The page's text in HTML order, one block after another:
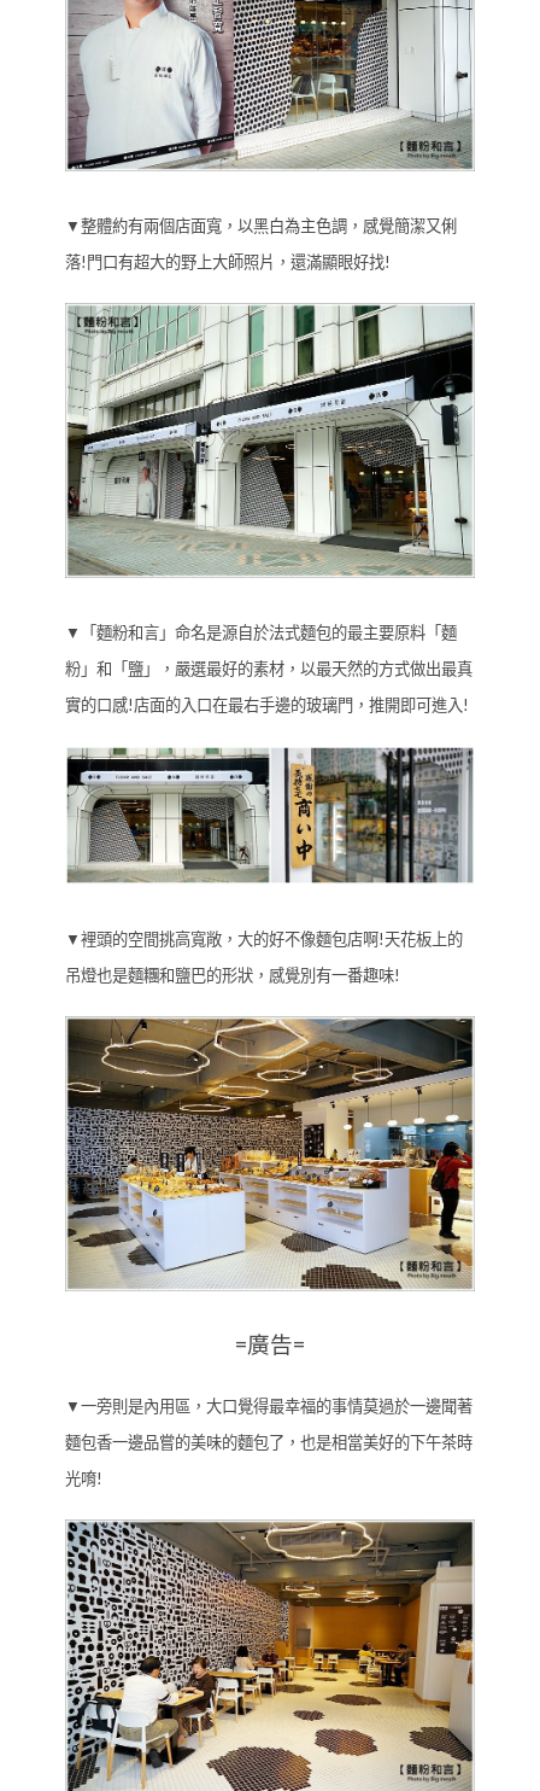
▼整體約有兩個店面寬，以黑白為主色調，感覺簡潔又俐
落!門口有超大的野上大師照片，還滿顯眼好找!
▼「麵粉和言」命名是源自於法式麵包的最主要原料「麵
粉」和「鹽」，嚴選最好的素材，以最天然的方式做出最真
實的口感!店面的入口在最右手邊的玻璃門，推開即可進入!
▼裡頭的空間挑高寬敞，大的好不像麵包店啊!天花板上的
吊燈也是麵糰和鹽巴的形狀，感覺別有一番趣味!
=廣告=
▼一旁則是內用區，大口覺得最幸福的事情莫過於一邊聞著
麵包香一邊品嘗的美味的麵包了，也是相當美好的下午茶時
光唷!